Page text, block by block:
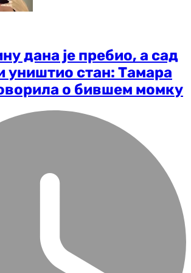
дана је пребио, а сад
уништио стан: Тамара
о бившем момку